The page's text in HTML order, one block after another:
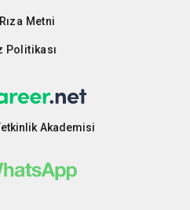
Metni
Politikası
Akademisi